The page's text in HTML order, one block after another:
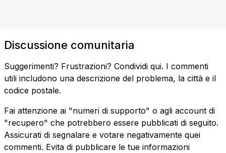
Discussione comunitaria
Suggerimenti? Frustrazioni? Condividi qui. I commenti
utili includono una descrizione del problema, la città e il
codice postale.
Fai attenzione ai "numeri di supporto" o agli account di
"recupero" che potrebbero essere pubblicati di seguito.
Assicurati di segnalare e votare negativamente quei
commenti. Evita di pubblicare le tue informazioni